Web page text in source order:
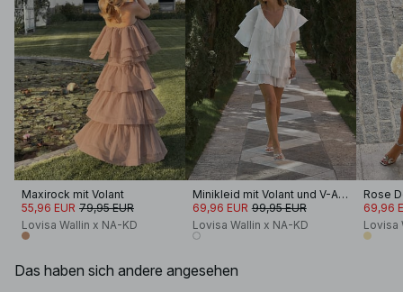
Maxirock mit Volant
55,96 EUR 79,95 EUR
Lovisa Wallin x NA-KD
Minikleid mit Volant und V-Ausschnitt
69,96 EUR 99,95 EUR
Lovisa Wallin x NA-KD
Rose
69,96
Lovisa
Das haben sich andere angesehen